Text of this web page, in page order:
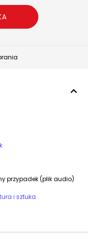
przypadek (plik audio)
i sztuka